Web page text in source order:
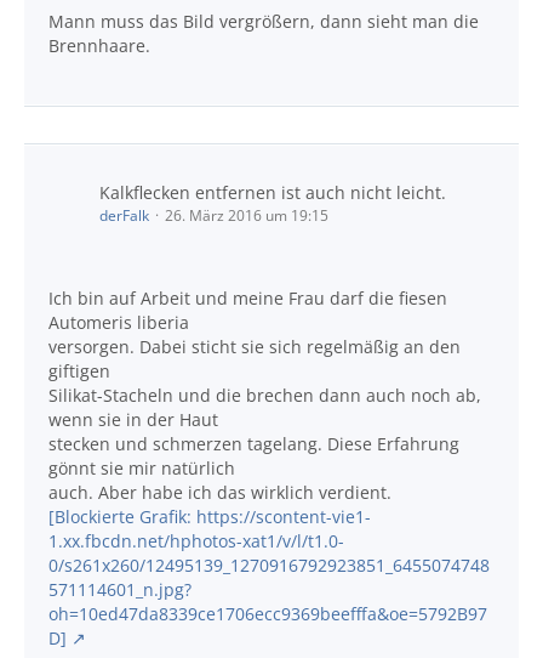
Mann muss das Bild vergrößern, dann sieht man die
Brennhaare.
Kalkflecken entfernen ist auch nicht leicht.
derFalk 26. März 2016 um 19:15
Ich bin auf Arbeit und meine Frau darf die fiesen
Automeris liberia
versorgen. Dabei sticht sie sich regelmäßig an den
giftigen
Silikat-Stacheln und die brechen dann auch noch ab,
wenn sie in der Haut
stecken und schmerzen tagelang. Diese Erfahrung
gönnt sie mir natürlich
auch. Aber habe ich das wirklich verdient.
[Blockierte Grafik: https://scontent-vie1-
1.xx.fbcdn.net/hphotos-xat1/v/l/t1.0-
0/s261x260/12495139_1270916792923851_6455074748
571114601_n.jpg?
oh=10ed47da8339ce1706ecc9369beefffa&oe=5792B97
D]